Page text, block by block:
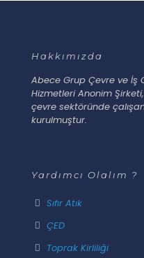
Hakkımızda
Abece Grup Çevre ve İş
Hizmetleri Anonim Şirketi,
çevre sektöründe
kurulmuştur.
Yardımcı Olalım ?
Sıfır Atık
ÇED
Toprak Kirliliği